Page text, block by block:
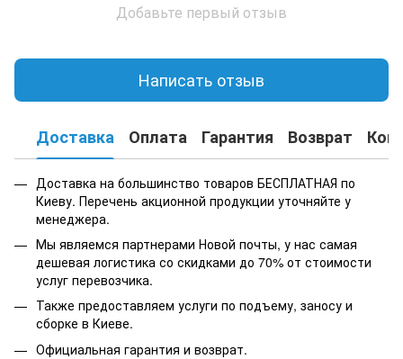
Добавьте первый отзыв
Написать отзыв
Доставка Оплата Гарантия Возврат
Доставка на большинство товаров БЕСПЛАТНАЯ по
Киеву. Перечень акционной продукции уточняйте у
менеджера.
Мы являемся партнерами Новой почты, у нас самая
дешевая логистика со скидками до 70% от стоимости
услуг перевозчика.
Также предоставляем услуги по подъему, заносу и
сборке в Киеве.
Официальная гарантия и возврат.